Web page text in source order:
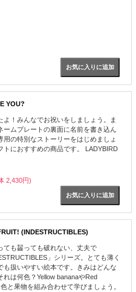
YOU?
よ！みんなでお祝いをしましょう。ま
ームプレートの裏面に名前を書き込ん
用の特別なストーリーをはじめましょ
トにおすすめの商品です。 LADYBIRD
2,430円)
(INDESTRUCTIBLES)
ても齧っても破れない、丈夫で
」シリーズ。とても薄く
も扱いやすい絵本です。きみはどんな
れは何色？Yellow bananaやRed
と果物を組み合わせて学びましょう。